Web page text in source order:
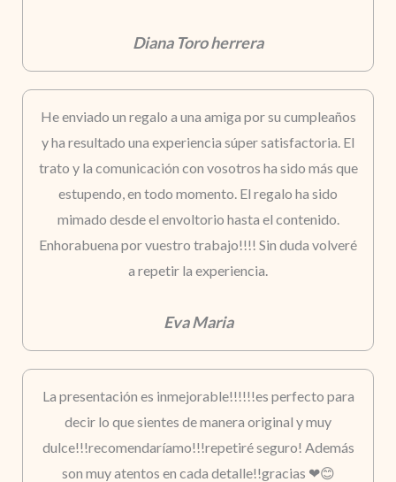
Diana Toro herrera
He enviado un regalo a una amiga por su cumpleaños
y ha resultado una experiencia súper satisfactoria. El
trato y la comunicación con vosotros ha sido más que
estupendo, en todo momento. El regalo ha sido
mimado desde el envoltorio hasta el contenido.
Enhorabuena por vuestro trabajo!!!! Sin duda volveré
a repetir la experiencia.
Eva Maria
La presentación es inmejorable!!!!!!es perfecto para
decir lo que sientes de manera original y muy
dulce!!!recomendaríamo!!!repetiré seguro! Además
son muy atentos en cada detalle!!gracias ❤😊